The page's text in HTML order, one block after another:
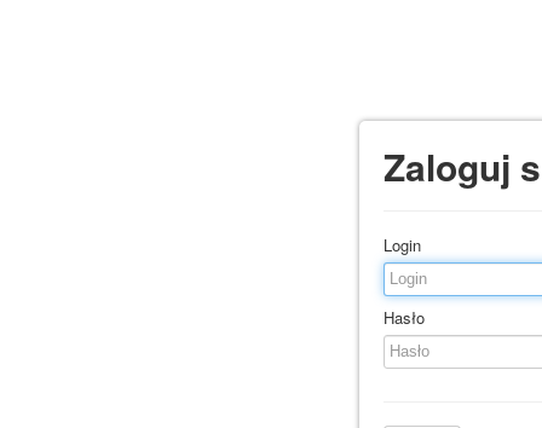
Zaloguj
Login
Hasło